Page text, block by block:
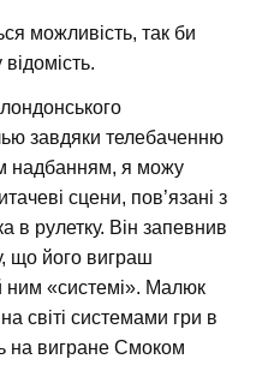
можливість, так би
завдяки телебаченню
надбанням, я можу
сцени, пов’язані з
в рулетку. Він запевнив
що його виграш
ним «системі». Малюк
світі системами гри в
на вигране Смоком